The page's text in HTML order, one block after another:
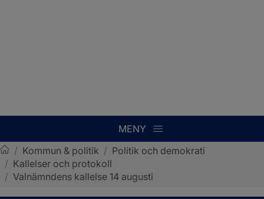
MENY
Sotenäs kommun
/ Kommun & politik / Politik och demokrati
/ Kallelser och protokoll
/ Valnämndens kallelse 14 augusti